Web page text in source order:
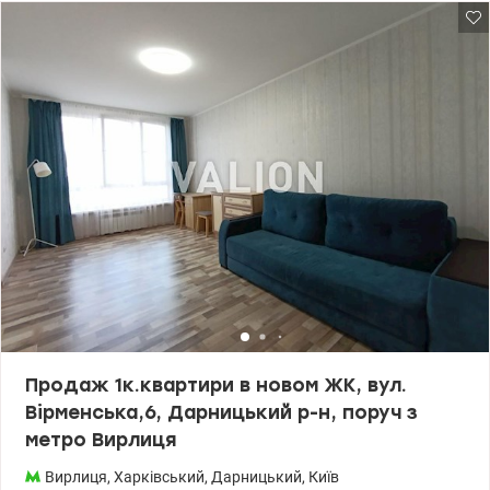
Бориспільська), поруч ліцеї, садочки та супермаркети, зупинки
партизанської слави та озеро Вирлиця зовсім поруч для ваших
сімейних прогулянок! Записуйтесь на перегляди. Полончук
Тетяна 0979315222 Ціна 86 000 у.о. Valion.ua/1134347
Продаж 1к.квартири в новом ЖК, вул.
Вірменська,6, Дарницький р-н, поруч з
метро Вирлиця
Вирлиця, Харківський, Дарницький, Київ